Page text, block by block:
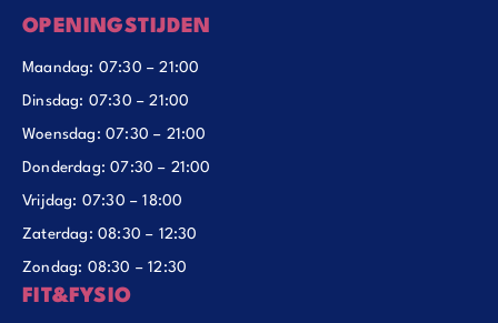
OPENINGSTIJDEN
Maandag: 07:30 – 21:00
Dinsdag: 07:30 – 21:00
Woensdag: 07:30 – 21:00
Donderdag: 07:30 – 21:00
Vrijdag: 07:30 – 18:00
Zaterdag: 08:30 – 12:30
Zondag: 08:30 – 12:30
FIT&FYSIO